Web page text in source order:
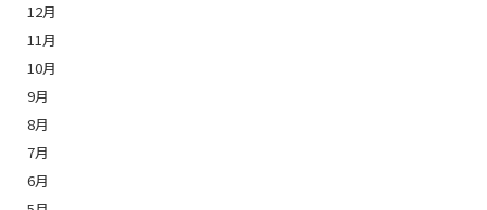
12月
11月
10月
9月
8月
7月
6月